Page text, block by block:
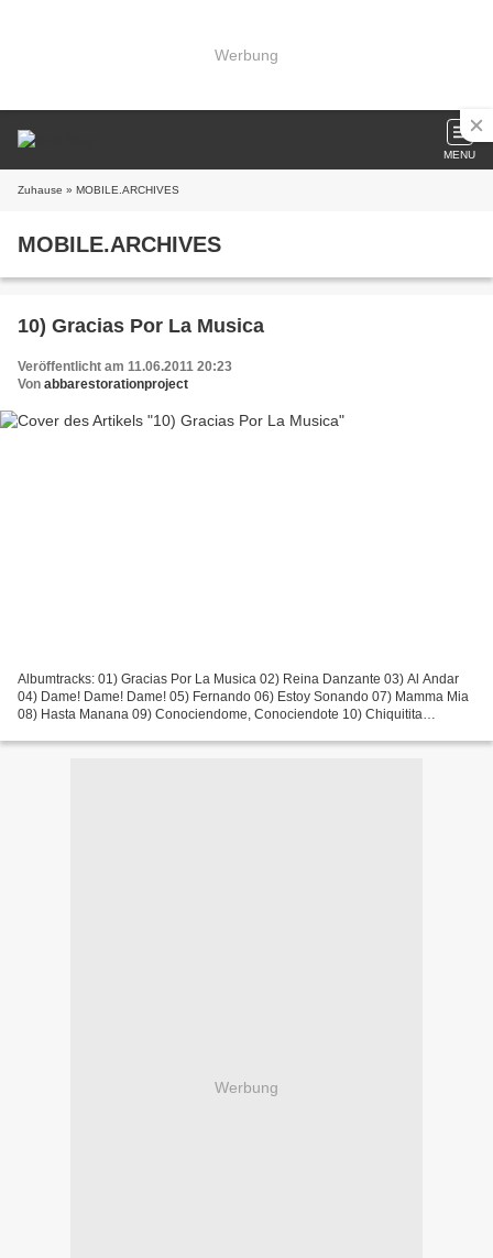
Werbung
MENU
Zuhause » MOBILE.ARCHIVES
MOBILE.ARCHIVES
10) Gracias Por La Musica
Veröffentlicht am 11.06.2011 20:23
Von abbarestorationproject
Albumtracks: 01) Gracias Por La Musica 02) Reina Danzante 03) Al Andar
04) Dame! Dame! Dame! 05) Fernando 06) Estoy Sonando 07) Mamma Mia
08) Hasta Manana 09) Conociendome, Conociendote 10) Chiquitita
Werbung